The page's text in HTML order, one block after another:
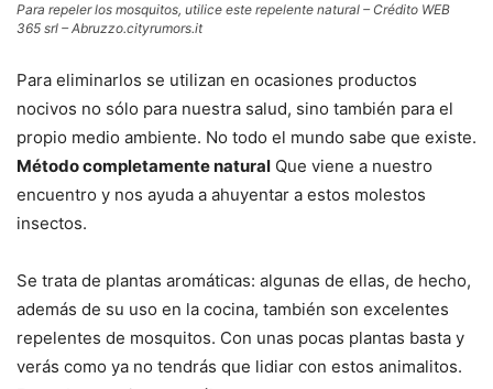
Para repeler los mosquitos, utilice este repelente natural – Crédito WEB
365 srl – Abruzzo.cityrumors.it
Para eliminarlos se utilizan en ocasiones productos
nocivos no sólo para nuestra salud, sino también para el
propio medio ambiente. No todo el mundo sabe que existe.
Método completamente natural Que viene a nuestro
encuentro y nos ayuda a ahuyentar a estos molestos
insectos.
Se trata de plantas aromáticas: algunas de ellas, de hecho,
además de su uso en la cocina, también son excelentes
repelentes de mosquitos. Con unas pocas plantas basta y
verás como ya no tendrás que lidiar con estos animalitos.